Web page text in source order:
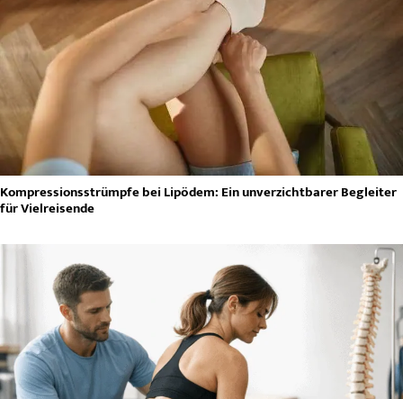
Kompressionsstrümpfe bei Lipödem: Ein unverzichtbarer Begleiter
für Vielreisende